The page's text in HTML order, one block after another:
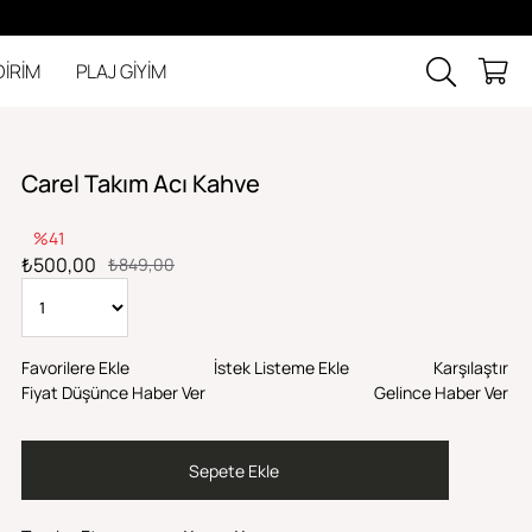
PLAJ GİYİM
Carel Takım Acı Kahve
41
₺849,00
₺500,00
Favorilere Ekle İstek Listeme Ekle
Karşılaştır
Fiyat Düşünce Haber Ver
Gelince Haber Ver